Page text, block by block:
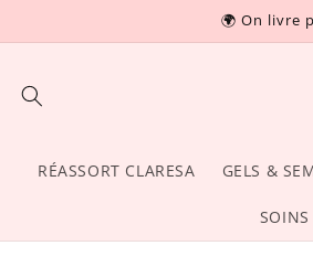
🌍 On livre
RÉASSORT CLARESA GELS &